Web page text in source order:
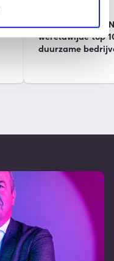
Onze partner
wereldwijde top
duurzame